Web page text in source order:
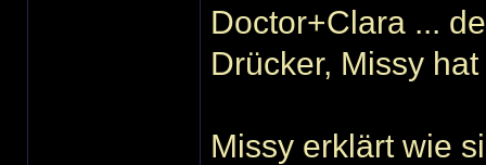
Doctor+Clara ...
Drücker, Missy
Missy erklärt wie